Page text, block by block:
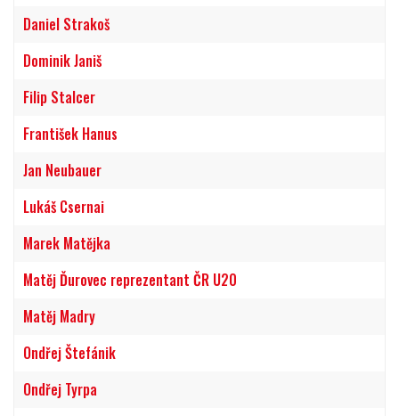
Daniel Strakoš
Dominik Janiš
Filip Stalcer
František Hanus
Jan Neubauer
Lukáš Csernai
Marek Matějka
Matěj Ďurovec reprezentant ČR U20
Matěj Madry
Ondřej Štefánik
Ondřej Tyrpa